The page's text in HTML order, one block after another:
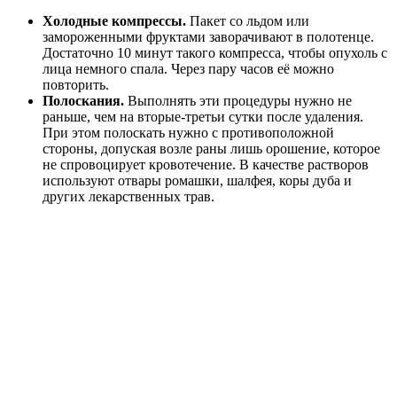
Холодные компрессы. Пакет со льдом или
замороженными фруктами заворачивают в полотенце.
Достаточно 10 минут такого компресса, чтобы опухоль с
лица немного спала. Через пару часов её можно
повторить.
Полоскания. Выполнять эти процедуры нужно не
раньше, чем на вторые-третьи сутки после удаления.
При этом полоскать нужно с противоположной
стороны, допуская возле раны лишь орошение, которое
не спровоцирует кровотечение. В качестве растворов
используют отвары ромашки, шалфея, коры дуба и
других лекарственных трав.